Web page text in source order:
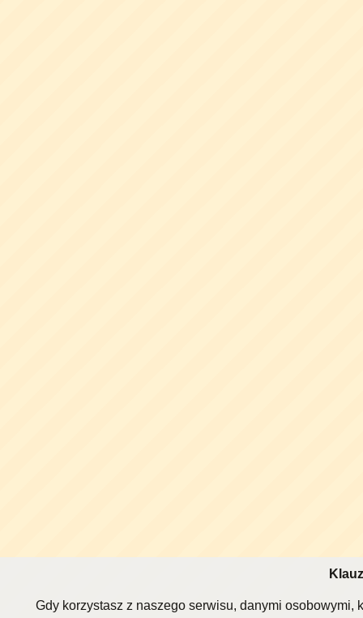
Gdy korzystasz z naszego serwisu, danymi osobowymi,